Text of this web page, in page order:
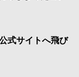
式サイトへ飛び